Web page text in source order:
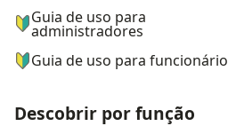
Guia de uso para
administradores
Guia de uso para
Descobrir por função